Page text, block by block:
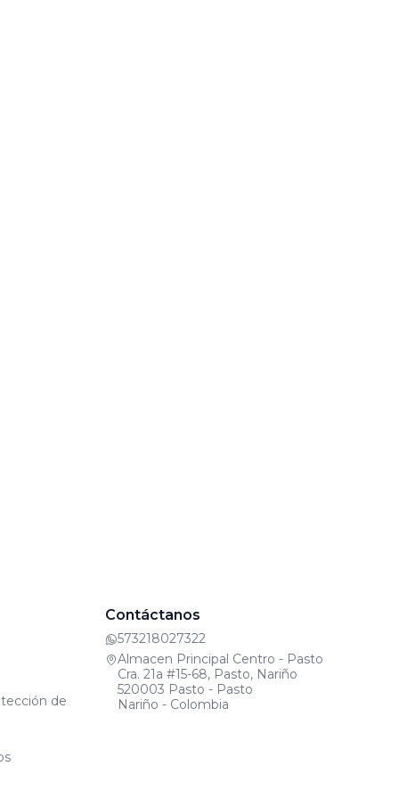
de
Contáctanos
573218027322
Almacen Principal Centro - Pasto
Cra. 21a #15-68, Pasto, Nariño
520003 Pasto - Pasto
Nariño - Colombia